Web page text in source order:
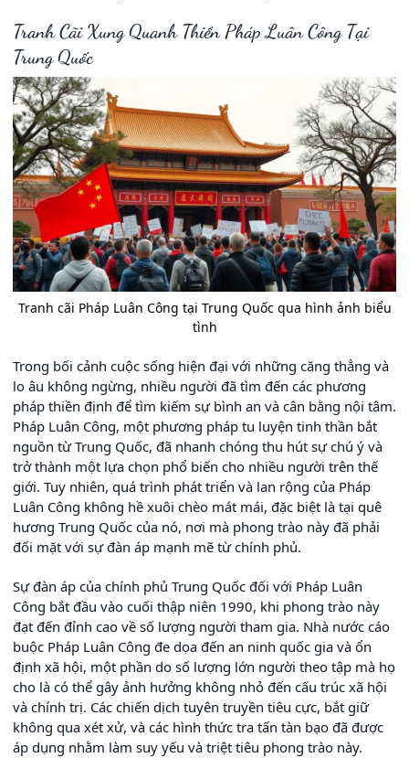
Tranh Cãi Xung Quanh Thiền Pháp Luân Công Tại
Trung Quốc
Tranh cãi Pháp Luân Công tại Trung Quốc qua hình ảnh biểu
tình
Trong bối cảnh cuộc sống hiện đại với những căng thẳng và
lo âu không ngừng, nhiều người đã tìm đến các phương
pháp thiền định để tìm kiếm sự bình an và cân bằng nội tâm.
Pháp Luân Công, một phương pháp tu luyện tinh thần bắt
nguồn từ Trung Quốc, đã nhanh chóng thu hút sự chú ý và
trở thành một lựa chọn phổ biến cho nhiều người trên thế
giới. Tuy nhiên, quá trình phát triển và lan rộng của Pháp
Luân Công không hề xuôi chèo mát mái, đặc biệt là tại quê
hương Trung Quốc của nó, nơi mà phong trào này đã phải
đối mặt với sự đàn áp mạnh mẽ từ chính phủ.
Sự đàn áp của chính phủ Trung Quốc đối với Pháp Luân
Công bắt đầu vào cuối thập niên 1990, khi phong trào này
đạt đến đỉnh cao về số lượng người tham gia. Nhà nước cáo
buộc Pháp Luân Công đe dọa đến an ninh quốc gia và ổn
định xã hội, một phần do số lượng lớn người theo tập mà họ
cho là có thể gây ảnh hưởng không nhỏ đến cấu trúc xã hội
và chính trị. Các chiến dịch tuyên truyền tiêu cực, bắt giữ
không qua xét xử, và các hình thức tra tấn tàn bạo đã được
áp dụng nhằm làm suy yếu và triệt tiêu phong trào này.